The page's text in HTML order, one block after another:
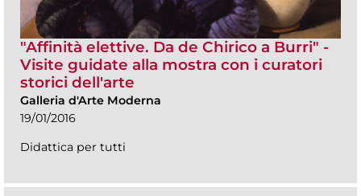
"Affinità elettive. Da de Chirico a Burri" -
Visite guidate alla mostra con i curatori
storici dell'arte
Galleria d'Arte Moderna
19/01/2016
Didattica per tutti